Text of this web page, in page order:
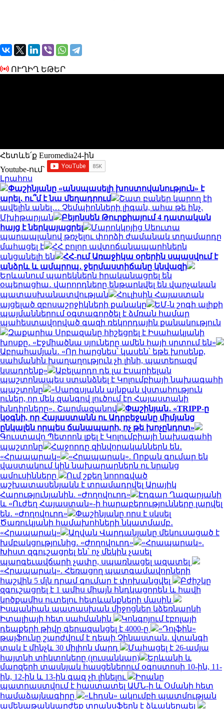
ՈՒՂԻՂ ԵԹԵՐ
Հետևե՛ք Euromedia24-ին
Youtube-ում`
Լրահոս
Փաշինյանը «անսպասելի խոստովանություն» է
արել․ ու՞մ է նա մեղադրում
Շատ բաներ կարող էի
ավելին անել… Չեմպիոնների լիգան, ահա թե ինչ.
Մխիթարյան
Բեյոնսեն Թուրքիայում 4 դատական
հայց է ներկայացրել
Մարոկկոյից Սեուտա
պարապլանով թռչելու փորձի ժամանակ տղամարդը
մահացել է
ՀՀ բոլոր ավտոճանապարհներն
անցանելի են
ՀՀ-ում Առաջիկա օրերին սպասվում է
անձրև և ամպրոպ․ ջերմաստիճանը կնվազի
Երևանում պարեկներն իրականացրել են
օպերացիա․ վարորդները ենթարկվել են վարչական
պատասխանատվության
Հուլիսին Հայաստան
այցելած զբոսաշրջիկների քանակը
ԵՄ-ն շոգի ալիքի
պայմաններում օգտագործել է ձմռան համար
պահեստավորված գազի ռեկորդային քանակություն
Զաքարիա Սրբազանը հիշեցրել է Իսահակյանի
խոսքը․ «Էջմիածնա սյուները ամեն հայի սրտում են»
Աբրահամյան․ «Որ հարցնես՝ կասեն՝ եթե խոսենք,
սահմանին խաղաղություն չի լինի, պատերազմ
կսադրենք»
Աբելարդո դե լա Էսպրիելան
պաշտոնապես ստանձնել է Կոլումբիայի նախագահի
պաշտոնը
«Սարգսյանն այնքան վստահություն
ուներ, որ մեկ զանգով լուծում էր Հայաստանի
խնդիրները»․ Շարմազանով
Փաշինյան․ «TRIPP-ը
կօգնի, որ Հայաստանն ու Ադրբեջանը միմյանց
ընկալեն որպես ճանապարհ, ոչ թե խոչընդոտ»
Գուստավո Պետրոն լքել է Կոլումբիայի նախագահի
պաշտոնը
Հաջորդը զինվորականներն են․
«Հրապարակ»
«Հրապարակ». Որքան գումար են
վաստակում կին նախարարներն ու նրանց
ամուսինները
Ում շքեղ նորոգված
աշխատասենյակն է տրամադրվել Արայիկ
Հարությունյանին. «Ժողովուրդ»
Էդգար Ղազարյանի
և «Ուժեղ Հայաստան»-ի հարաբերությունները լարվել
են․ «Ժողովուրդ»
Փաշինյանը որս է սկսել
Ծառուկյանի համախոհների նկատմամբ․
«Հրապարակ»
Աղվան Վարդանյանը մեկուսացած է
խմբակցությունից․ «Ժողովուրդ»
«Հրապարակ».
Խիստ զգուշացրել են՝ ոչ մեկին չասել
պարգեւավճարի չափը, սպառնացել ազատել
«Հրապարակ». Հեռացող պատգամավորների
հաշվին 5 մլն դրամ գումար է փոխանցվել
Բժիշկը
զգուշացրել է 1 ամիս միայն հնդկացորեն և հավի
կրծքամիս ուտելու հետևանքների մասին
Իսպանիան պատասխան միջոցներ կձեռնարկի
Իտալիայի հետ սահմանին
Կոնգոյում էբոլայի
դեպքերի թիվը գերազանցել է 4000-ը
«Դոլֆին»
թայֆունը շարժվում է դեպի Չինաստան․ վտանգի
տակ է մինչև 30 միլիոն մարդ
Մահացել է 26-ամյա
հայտնի տիկտոկերը (լուսանկար)
Երևանի և
մարզերի տասնյակ հասցեներում օգոստոսի 10-ին, 11-
ին, 12-ին և 13-ին գազ չի լինելու
Իրանը
պատրաստվում է հաստատել ԱՄՆ-ի և Օմանի հետ
համաձայնագիրը
«Լիդսն» ակումբի պատմության
ամենաթանկարժեք տրանսֆերն է ձևակերպել